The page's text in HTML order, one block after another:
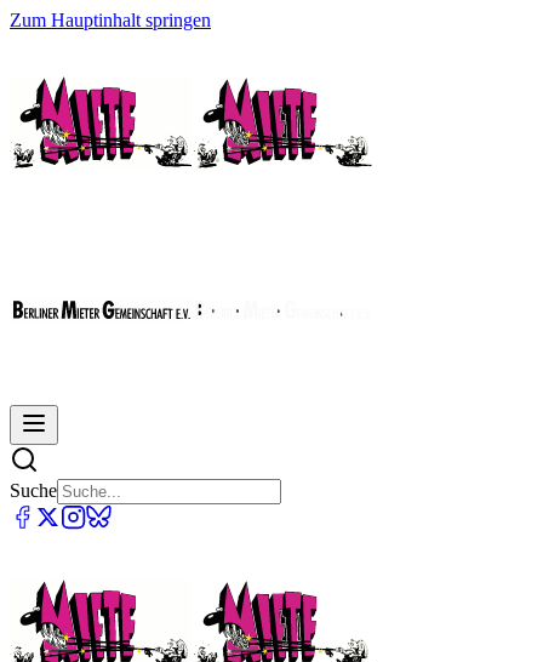
Zum Hauptinhalt springen
Suche